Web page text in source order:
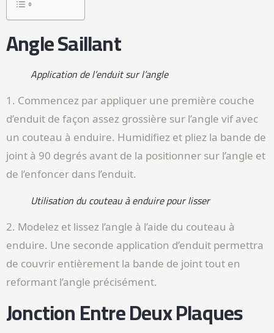
Angle Saillant
Application de l’enduit sur l’angle
1. Commencez par appliquer une première couche
d’enduit de façon assez grossière sur l’angle vif avec
un couteau à enduire. Humidifiez et pliez la bande de
joint à 90 degrés avant de la positionner sur l’angle et
de l’enfoncer dans l’enduit.
Utilisation du couteau à enduire pour lisser
2. Modelez et lissez l’angle à l’aide du couteau à
enduire. Une seconde application d’enduit permettra
de couvrir entièrement la bande de joint tout en
reformant l’angle précisément.
Jonction Entre Deux Plaques